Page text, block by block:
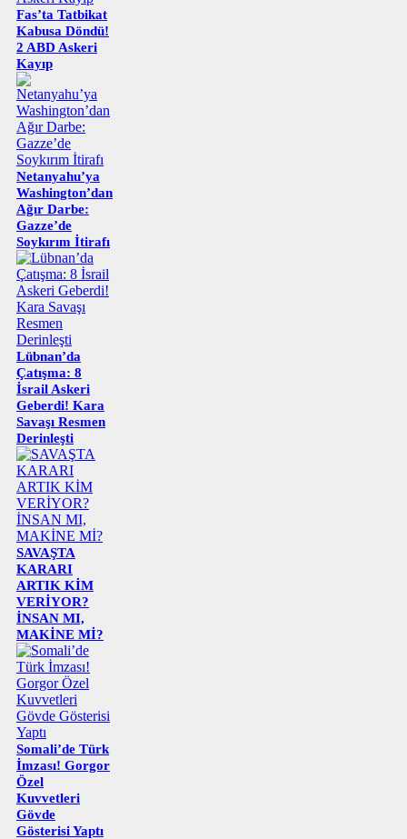
Fas’ta Tatbikat
Kabusa Döndü!
2 ABD Askeri
Kayıp
Netanyahu’ya
Washington’dan
Ağır Darbe:
Gazze’de
Soykırım İtirafı
Lübnan’da
Çatışma: 8
İsrail Askeri
Geberdi! Kara
Savaşı Resmen
Derinleşti
SAVAŞTA
KARARI
ARTIK KİM
VERİYOR?
İNSAN MI,
MAKİNE Mİ?
Somali’de Türk
İmzası! Gorgor
Özel
Kuvvetleri
Gövde
Gösterisi Yaptı